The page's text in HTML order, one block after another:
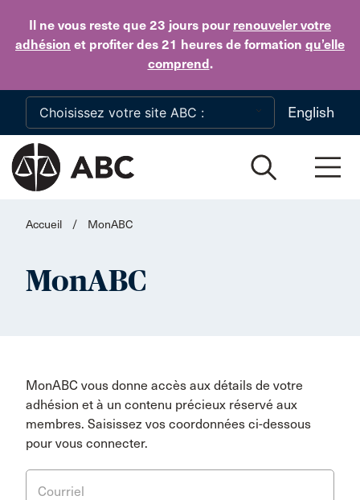
Il ne vous reste que 23 jours pour renouveler votre
adhésion et profiter des 21 heures de formation qu’elle
comprend.
Skip to main content
English
Accueil / MonABC
MonABC
MonABC vous donne accès aux détails de votre
adhésion et à un contenu précieux réservé aux
membres. Saisissez vos coordonnées ci-dessous
pour vous connecter.
Courriel